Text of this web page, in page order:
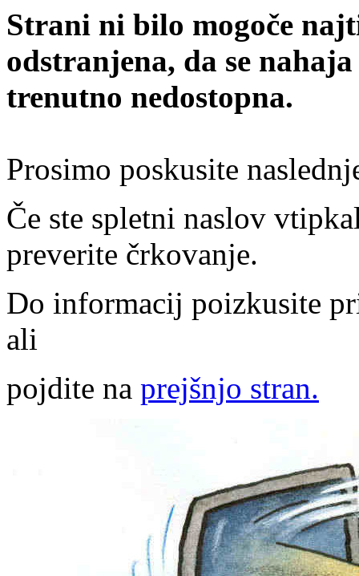
Strani ni bilo mogoče
odstranjena, da se
trenutno nedostopna.
Prosimo poskusite
Če ste spletni naslov
preverite črkovanje.
Do informacij poizkusite
ali
pojdite na prejšnjo stran.